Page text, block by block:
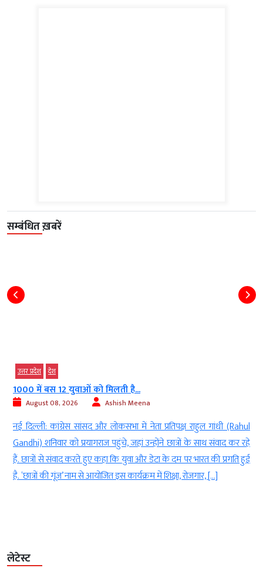
सम्बंधित ख़बरें
उत्तर प्रदेश देश
1000 में बस 12 युवाओं को मिलती है...
August 08, 2026 Ashish Meena
नई दिल्ली: कांग्रेस सांसद और लोकसभा में नेता प्रतिपक्ष राहुल गांधी (Rahul
Gandhi) शनिवार को प्रयागराज पहुंचे, जहां उन्होंने छात्रों के साथ संवाद कर रहे
हैं. छात्रों से संवाद करते हुए कहा कि युवा और डेटा के दम पर भारत की प्रगति हुई
है. ‘छात्रों की गूंज’ नाम से आयोजित इस कार्यक्रम में शिक्षा, रोजगार, […]
लेटेस्ट